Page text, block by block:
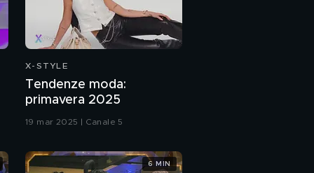
Mirigliani
Patrizia Mirigliani
ricorda i genitori
X-STYLE
Tendenze moda:
primavera 2025
19 mar 2025 | Canale 5
6 MIN